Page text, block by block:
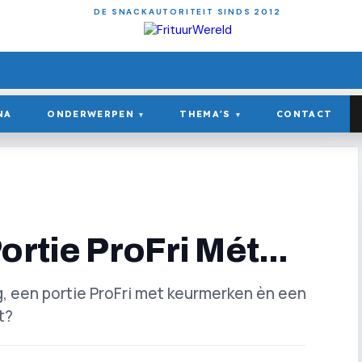
DE SNACKAUTORITEIT SINDS 2012
ONDERWERPEN ▾ THEMA'S ▾ CONTACT
ProFri Mét...
een portie ProFri met keurmerken èn een